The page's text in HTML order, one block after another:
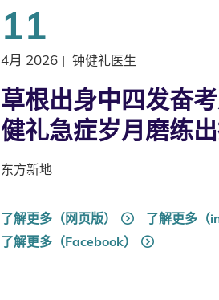
11
4月 2026 | 钟健礼医生
草根出身中四发奋
健礼急症岁月磨练
东方新地
了解更多（网页版）
了解更多（
了解更多（Facebook）